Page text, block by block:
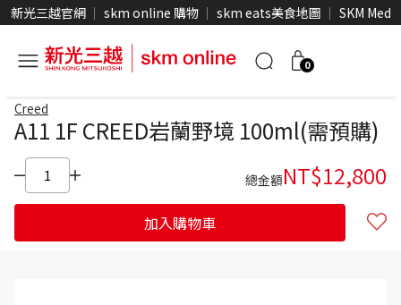
新光三越官網 skm online 購物 skm eats美食地圖 SKM Media
0
Creed
A11 1F CREED岩蘭野境 100ml(需預購)
總金額NT$12,800
加入購物車